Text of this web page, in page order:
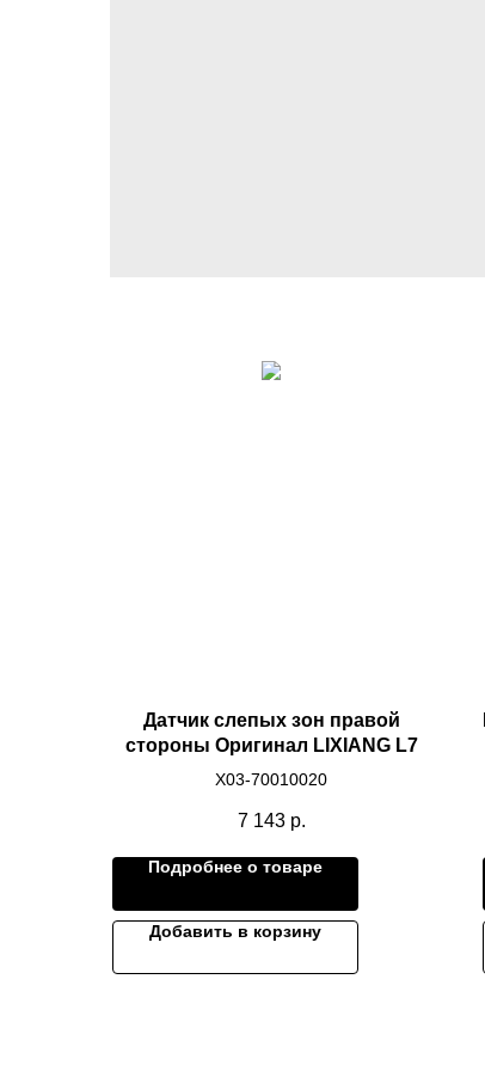
Датчик слепых зон правой
стороны Оригинал LIXIANG L7
X03-70010020
7 143 р.
Подробнее о товаре
Добавить в корзину